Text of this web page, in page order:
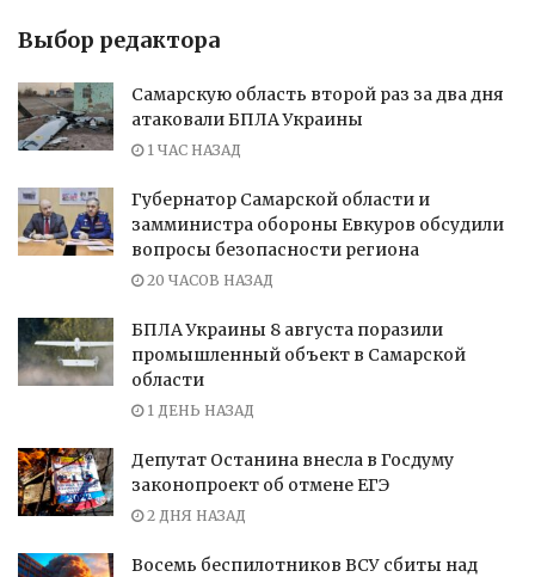
Выбор редактора
Самарскую область второй раз за два дня
атаковали БПЛА Украины
1 ЧАС НАЗАД
Губернатор Самарской области и
замминистра обороны Евкуров обсудили
вопросы безопасности региона
20 ЧАСОВ НАЗАД
БПЛА Украины 8 августа поразили
промышленный объект в Самарской
области
1 ДЕНЬ НАЗАД
Депутат Останина внесла в Госдуму
законопроект об отмене ЕГЭ
2 ДНЯ НАЗАД
Восемь беспилотников ВСУ сбиты над